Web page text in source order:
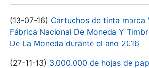
(13-07-16) Cartuchos de tinta marca
Fábrica Nacional De Moneda Y
De La Moneda durante el año 2016
(27-11-13) 3.000.000 de hojas de